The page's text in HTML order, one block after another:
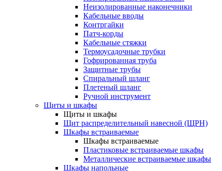
Неизолированные наконечники
Кабельные вводы
Контргайки
Патч-корды
Кабельные стяжки
Термоусадочные трубки
Гофрированная труба
Защитные трубы
Спиральный шланг
Плетеный шланг
Ручной инструмент
Щиты и шкафы
Щиты и шкафы
Щит распределительный навесной (ЩРН)
Шкафы встраиваемые
Шкафы встраиваемые
Пластиковые встраиваемые шкафы
Металлические встраиваемые шкафы
Шкафы напольные